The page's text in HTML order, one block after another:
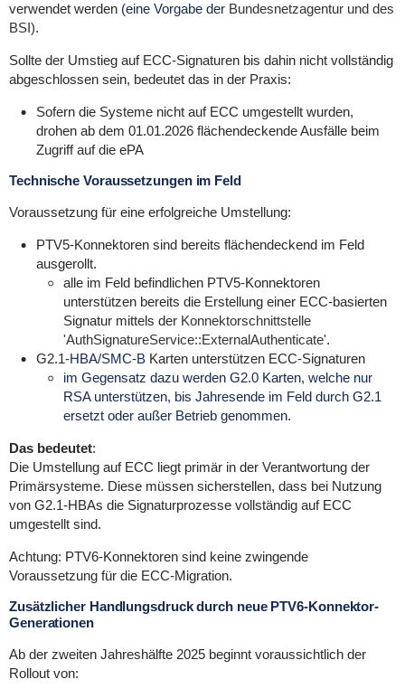
verwendet werden (eine Vorgabe der Bundesnetzagentur und des
BSI).
Sollte der Umstieg auf ECC-Signaturen bis dahin nicht vollständig
abgeschlossen sein, bedeutet das in der Praxis:
Sofern die Systeme nicht auf ECC umgestellt wurden,
drohen ab dem 01.01.2026 flächendeckende Ausfälle beim
Zugriff auf die ePA
Technische Voraussetzungen im Feld
Voraussetzung für eine erfolgreiche Umstellung:
PTV5-Konnektoren sind bereits flächendeckend im Feld
ausgerollt.
alle im Feld befindlichen PTV5-Konnektoren
unterstützen bereits die Erstellung einer ECC-basierten
Signatur mittels derKonnektorschnittstelle
'AuthSignatureService::ExternalAuthenticate'.
G2.1-HBA/SMC-B Karten unterstützen ECC-Signaturen
im Gegensatz dazu werden G2.0 Karten, welche nur
RSA unterstützen, bis Jahresende im Feld durch G2.1
ersetzt oder außer Betrieb genommen.
Das bedeutet:
Die Umstellung auf ECC liegt primär in der Verantwortung der
Primärsysteme. Diese müssen sicherstellen, dass bei Nutzung
von G2.1-HBAs die Signaturprozesse vollständig auf ECC
umgestellt sind.
Achtung: PTV6-Konnektoren sind keine zwingende
Voraussetzung für die ECC-Migration.
Zusätzlicher Handlungsdruck durch neue PTV6-Konnektor-
Generationen
Ab der zweiten Jahreshälfte 2025 beginnt voraussichtlich der
Rollout von: